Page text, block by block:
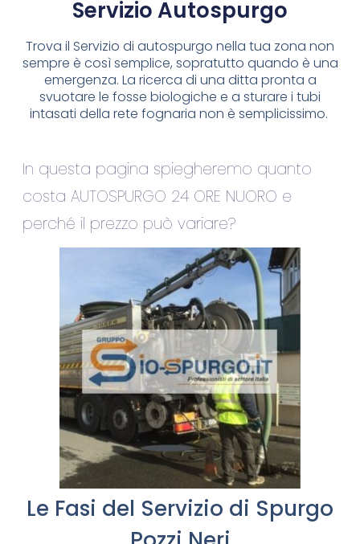
Servizio Autospurgo
Trova il Servizio di autospurgo nella tua zona non
sempre è così semplice, sopratutto quando è una
emergenza. La ricerca di una ditta pronta a
svuotare le fosse biologiche e a sturare i tubi
intasati della rete fognaria non è semplicissimo.
In questa pagina spiegheremo quanto
costa AUTOSPURGO 24 ORE NUORO e
perché il prezzo può variare?
Le Fasi del Servizio di Spurgo